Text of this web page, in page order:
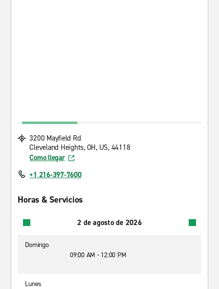
3200 Mayfield Rd
Cleveland Heights, OH, US, 44118
Como llegar
+1 216-397-7600
Horas & Servicios
2 de agosto de 2026
Domingo
09:00 AM - 12:00 PM
Lunes